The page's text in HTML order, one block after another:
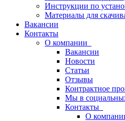
Инструкции по
Материалы для
Вакансии
Контакты
О компании
Вакансии
Новости
Статьи
Отзывы
Контрактное
Мы в
Контакты
О